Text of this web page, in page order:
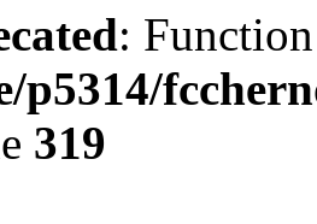
:
p5314/
319